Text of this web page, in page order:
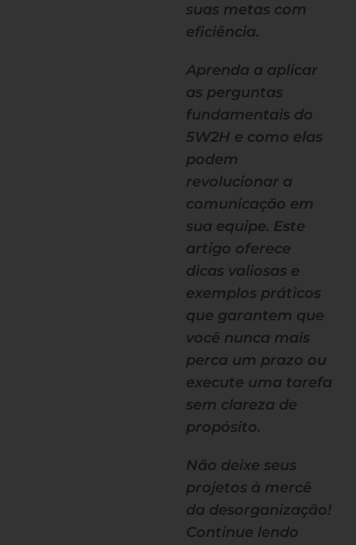
suas metas com
eficiência.
Aprenda a aplicar
as perguntas
fundamentais do
5W2H e como elas
podem
revolucionar a
comunicação em
sua equipe. Este
artigo oferece
dicas valiosas e
exemplos práticos
que garantem que
você nunca mais
perca um prazo ou
execute uma tarefa
sem clareza de
propósito.
Não deixe seus
projetos à mercê
da desorganização!
Continue lendo